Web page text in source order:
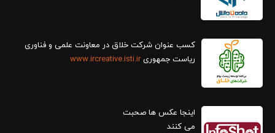
کسب عنوان شرکت خلاق در معاونت علمی و فناوری
ریاست جمهوریwww.ircreative.isti.ir
اینجا عکس ها صحبت
می کنند